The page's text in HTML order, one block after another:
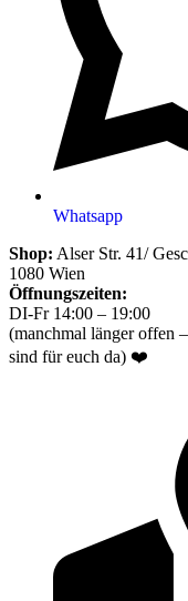
Whatsapp
Shop: Alser Str. 41/
1080 Wien
Öffnungszeiten:
DI-Fr 14:00 – 19:00
(manchmal länger offen
sind für euch da) ❤️